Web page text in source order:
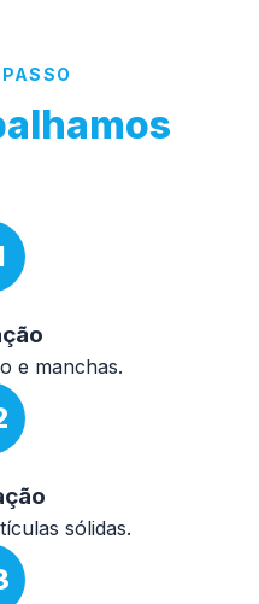
e manchas.
sólidas.